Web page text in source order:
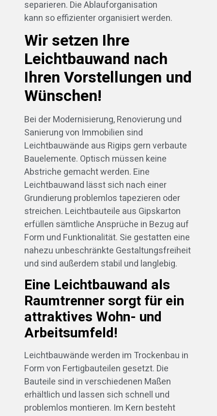
separieren. Die Ablauforganisation
kann so effizienter organisiert werden.
Wir setzen Ihre
Leichtbauwand nach
Ihren Vorstellungen und
Wünschen!
Bei der Modernisierung, Renovierung und
Sanierung von Immobilien sind
Leichtbauwände aus Rigips gern verbaute
Bauelemente. Optisch müssen keine
Abstriche gemacht werden. Eine
Leichtbauwand lässt sich nach einer
Grundierung problemlos tapezieren oder
streichen. Leichtbauteile aus Gipskarton
erfüllen sämtliche Ansprüche in Bezug auf
Form und Funktionalität. Sie gestatten eine
nahezu unbeschränkte Gestaltungsfreiheit
und sind außerdem stabil und langlebig.
Eine Leichtbauwand als
Raumtrenner sorgt für ein
attraktives Wohn- und
Arbeitsumfeld!
Leichtbauwände werden im Trockenbau in
Form von Fertigbauteilen gesetzt. Die
Bauteile sind in verschiedenen Maßen
erhältlich und lassen sich schnell und
problemlos montieren. Im Kern besteht